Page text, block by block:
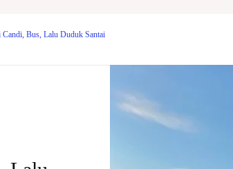
Bus, Lalu Duduk Santai